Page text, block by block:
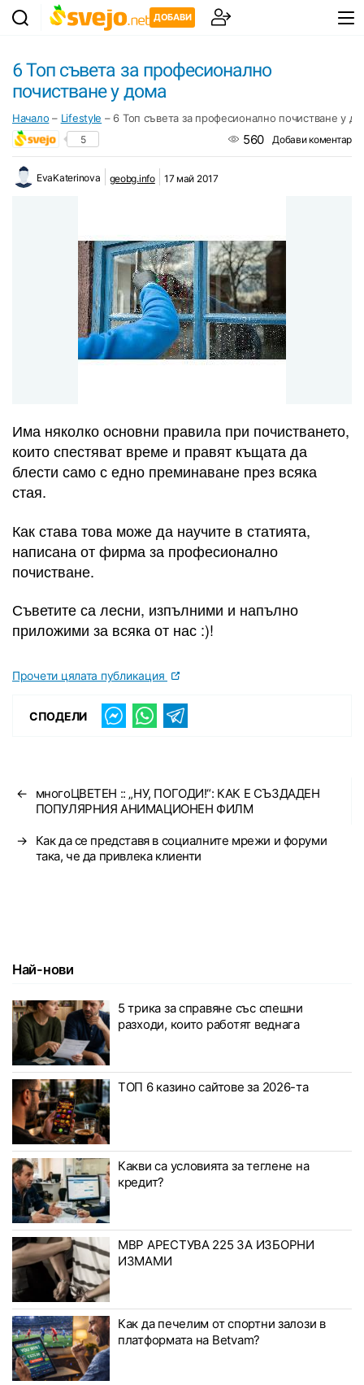
ДОБАВИ
6 Топ съвета за професионално
почистване у дома
Начало – Lifestyle –6 Топ съвета за професионално почистване у
5 560 Добави коментар
EvaKaterinova geobg.info 17 май 2017
Има няколко основни правила при почистването,
които спестяват време и правят къщата да
блести само с едно преминаване през всяка
стая.
Как става това може да научите в статията,
написана от фирма за професионално
почистване.
Съветите са лесни, изпълними и напълно
приложими за всяка от нас :)!
Прочети цялата публикация
СПОДЕЛИ
←
многоЦВЕТЕН :: „НУ, ПОГОДИ!“: КАК Е СЪЗДАДЕН
ПОПУЛЯРНИЯ АНИМАЦИОНЕН ФИЛМ
→
Как да се представя в социалните мрежи и форуми
така, че да привлека клиенти
Най-нови
5 трика за справяне със спешни
разходи, които работят веднага
ТОП 6 казино сайтове за 2026-та
Какви са условията за теглене на
кредит?
МВР АРЕСТУВА 225 ЗА ИЗБОРНИ
ИЗМАМИ
Как да печелим от спортни залози в
платформата на Betvam?